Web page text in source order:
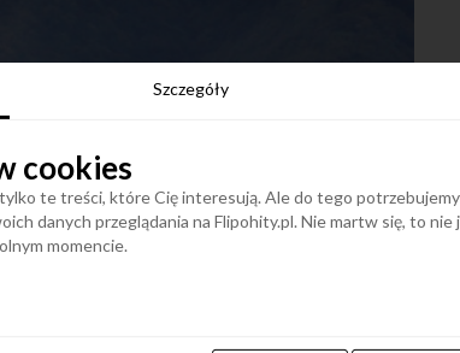
Szczegóły
cookies
te treści, które Cię interesują. Ale do tego
danych przeglądania na Flipohity.pl. Nie martw się, to nie
momencie.